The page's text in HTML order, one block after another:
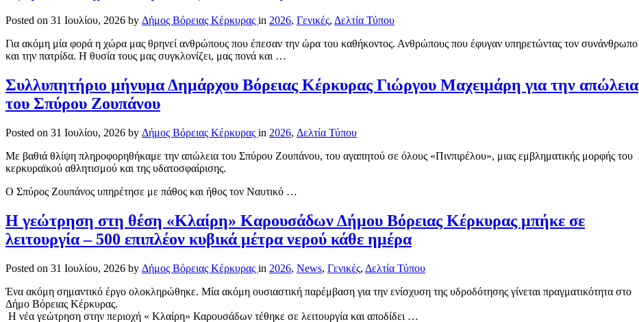
Posted on 31 Ιουλίου, 2026 by Δήμος Βόρειας Κέρκυρας in 2026, Γενικές, Δελτία Τύπου
Για ακόμη μία φορά η χώρα μας θρηνεί ανθρώπους που έπεσαν την ώρα του καθήκοντος. Ανθρώπους που έφυγαν υπηρετώντας τον συνάνθρωπο
και την πατρίδα. Η θυσία τους μας συγκλονίζει, μας πονά και …
Συλλυπητήριο μήνυμα Δημάρχου Βόρειας Κέρκυρας Γιώργου Μαχειμάρη για την απώλεια
του Σπύρου Ζουπάνου
Posted on 31 Ιουλίου, 2026 by Δήμος Βόρειας Κέρκυρας in 2026, Δελτία Τύπου
Με βαθιά θλίψη πληροφορηθήκαμε την απώλεια του Σπύρου Ζουπάνου, του αγαπητού σε όλους «Πινπιρέλου», μιας εμβληματικής μορφής του
κερκυραϊκού αθλητισμού και της υδατοσφαίρισης.
Ο Σπύρος Ζουπάνος υπηρέτησε με πάθος και ήθος τον Ναυτικό …
Η γεώτρηση στη θέση «Κλαίρη» Καρουσάδων Δήμου Βόρειας Κέρκυρας μπήκε σε
λειτουργία – 500 επιπλέον κυβικά μέτρα νερού κάθε ημέρα
Posted on 31 Ιουλίου, 2026 by Δήμος Βόρειας Κέρκυρας in 2026, News, Γενικές, Δελτία Τύπου
Ένα ακόμη σημαντικό έργο ολοκληρώθηκε. Μία ακόμη ουσιαστική παρέμβαση για την ενίσχυση της υδροδότησης γίνεται πραγματικότητα στο
Δήμο Βόρειας Κέρκυρας.
Η νέα γεώτρηση στην περιοχή « Κλαίρη» Καρουσάδων τέθηκε σε λειτουργία και αποδίδει …